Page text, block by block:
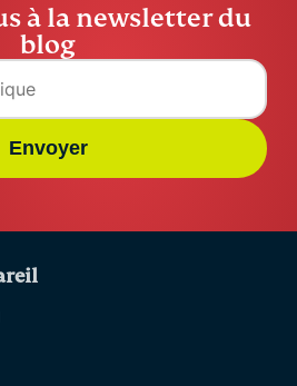
à la newsletter du
blog
Envoyer